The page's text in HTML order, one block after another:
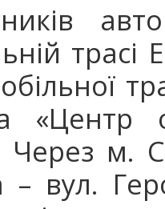
«Центр
Через м.
– вул.